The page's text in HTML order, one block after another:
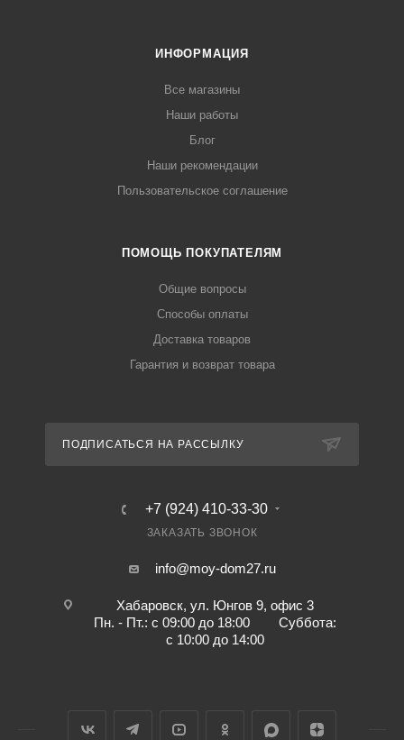
ИНФОРМАЦИЯ
Все магазины
Наши работы
Блог
Наши рекомендации
Пользовательское соглашение
ПОМОЩЬ ПОКУПАТЕЛЯМ
Общие вопросы
Способы оплаты
Доставка товаров
Гарантия и возврат товара
ПОДПИСАТЬСЯ НА РАССЫЛКУ
+7 (924) 410-33-30
ЗАКАЗАТЬ ЗВОНОК
info@moy-dom27.ru
Хабаровск, ул. Юнгов 9, офис 3
Пн. - Пт.: с 09:00 до 18:00 Суббота:
с 10:00 до 14:00